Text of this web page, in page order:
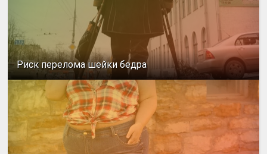
Риск перелома шейки бедра